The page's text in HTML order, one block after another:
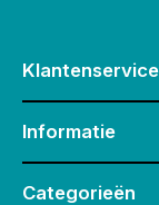
Klantenservice
Informatie
Categorieën